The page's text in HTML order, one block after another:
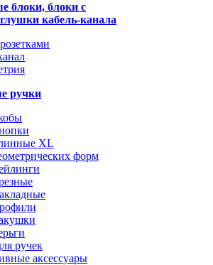
блоки, блоки с
кабель-канала
ручки
XL
форм
ручек
аксессуары